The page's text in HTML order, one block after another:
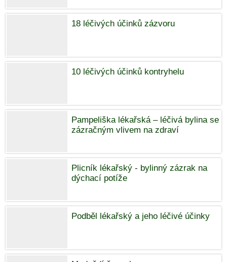
18 léčivých účinků zázvoru
10 léčivých účinků kontryhelu
Pampeliška lékařská – léčivá bylina se
zázračným vlivem na zdraví
Plicník lékařský - bylinný zázrak na
dýchací potíže
Podběl lékařský a jeho léčivé účinky